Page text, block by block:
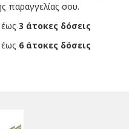
παραγγελίας σου.
3 άτοκες δόσεις
6 άτοκες δόσεις